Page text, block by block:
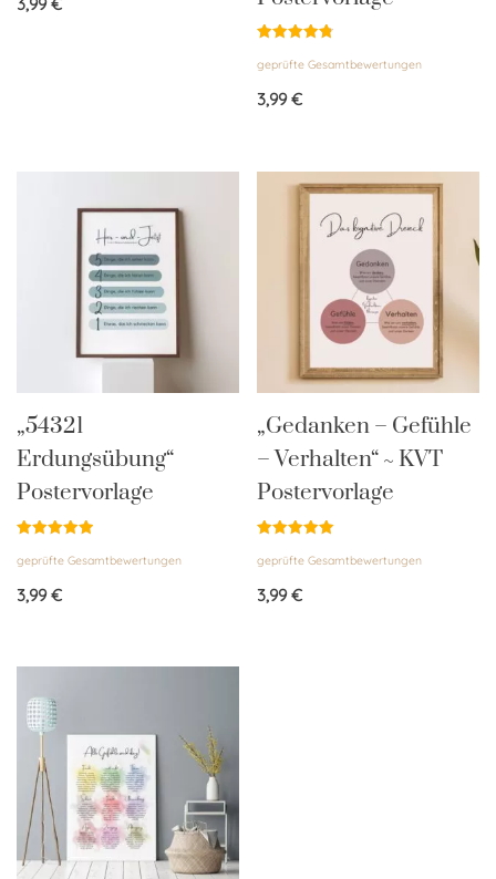
mit
von 5
geprüfte Gesamtbewertungen
3,99€
„54321
Erdungsübung“
Postervorlage
mit
von 5
geprüfte Gesamtbewertungen
3,99€
„Gedanken – Gefühle
– Verhalten“ ~ KVT
Postervorlage
mit
von 5
geprüfte Gesamtbewertungen
3,99€